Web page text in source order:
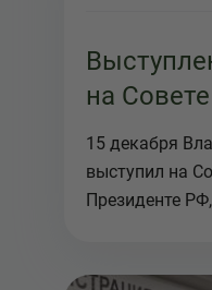
на
искусству
15 декабря
выступил на
Президенте